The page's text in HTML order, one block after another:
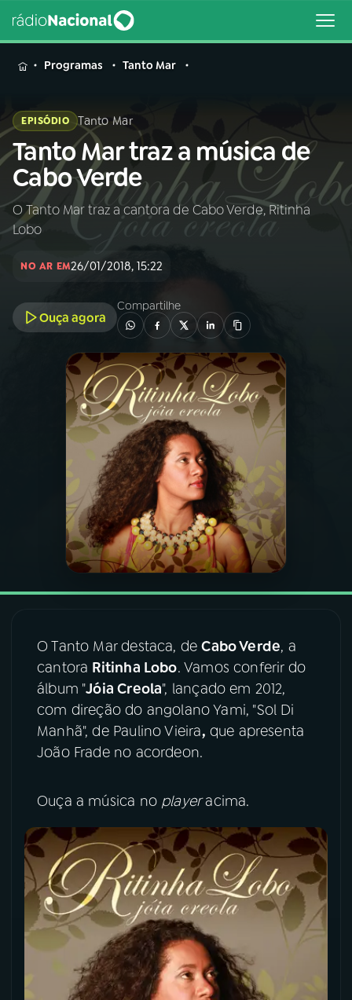
MENU
Buscar
na
Rádio
Nacional
Buscar
AO VIVO
PROGRAMAÇÃO
PROGRAMAS
PODCASTS
VIDEOCASTS
07ÚLTIMAS
08FESTIVAL DE MÚSICA
ACOMPANHE A RÁDIO NACIONAL
YouTube Facebook
TikTok
Programas Tanto Mar
EPISÓDIO Tanto Mar
Tanto Mar traz a música de
Cabo Verde
O Tanto Mar traz a cantora de Cabo Verde, Ritinha
Lobo
NO AR EM26/01/2018, 15:22
Ouça agora
Compartilhe
O Tanto Mardestaca, deCabo Verde, a
cantora Ritinha Lobo. Vamos conferir do
álbum "Jóia Creola", lançado em 2012,
com direção do angolano Yami, "Sol Di
Manhã", de Paulino Vieira, que apresenta
João Frade no acordeon.
Ouça a música no playeracima.